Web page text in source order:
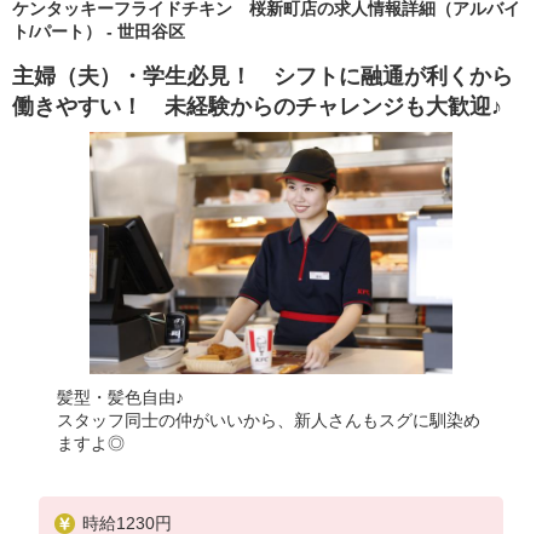
ケンタッキーフライドチキン 桜新町店の求人情報詳細（アルバイ
ト/パート） - 世田谷区
主婦（夫）・学生必見！ シフトに融通が利くから
働きやすい！ 未経験からのチャレンジも大歓迎♪
髪型・髪色自由♪
スタッフ同士の仲がいいから、新人さんもスグに馴染め
ますよ◎
時給1230円